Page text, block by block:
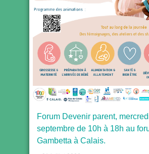
Forum Devenir parent,
septembre de 10h à 18h au
Gambetta à Calais.